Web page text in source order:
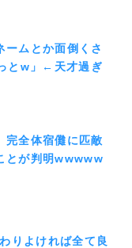
ームとか面倒くさ
とw」←天才過ぎ
完全体宿儺に匹敵
とが判明wwwww
りよければ全て良